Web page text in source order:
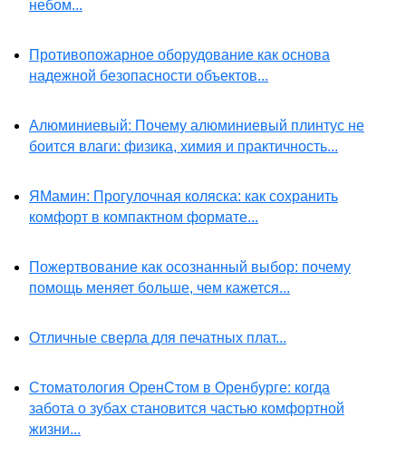
небом...
Противопожарное оборудование как основа
надежной безопасности объектов...
Алюминиевый: Почему алюминиевый плинтус не
боится влаги: физика, химия и практичность...
ЯМамин: Прогулочная коляска: как сохранить
комфорт в компактном формате...
Пожертвование как осознанный выбор: почему
помощь меняет больше, чем кажется...
Отличные сверла для печатных плат...
Стоматология ОренСтом в Оренбурге: когда
забота о зубах становится частью комфортной
жизни...